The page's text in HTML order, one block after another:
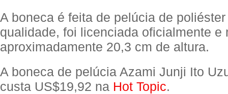
A boneca é feita de pelúcia de
qualidade, foi licenciada oficialmente e
aproximadamente 20,3 cm de altura.
A boneca de pelúcia Azami Junji Ito
custa US$19,92 na Hot Topic.